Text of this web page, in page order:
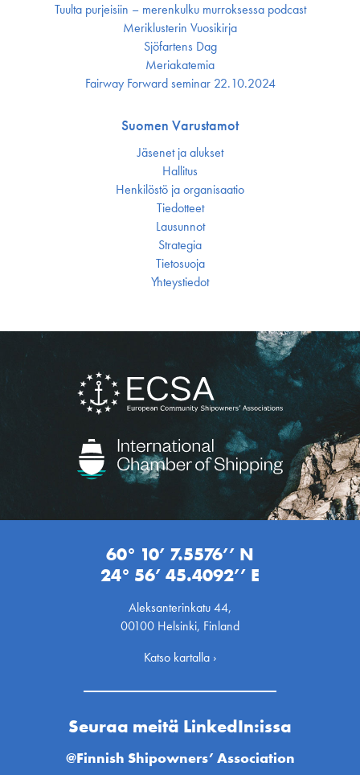
Tuulta purjeisiin – merenkulku murroksessa podcast
Meriklusterin Vuosikirja
Sjöfartens Dag
Meriakatemia
Fairway Forward seminar 22.10.2024
Suomen Varustamot
Jäsenet ja alukset
Hallitus
Henkilöstö ja organisaatio
Tiedotteet
Lausunnot
Strategia
Tietosuoja
Yhteystiedot
60° 10’ 7.5576’’ N
24° 56’ 45.4092’’ E
Aleksanterinkatu 44,
00100 Helsinki, Finland
Katso kartalla ›
Seuraa meitä LinkedIn:issa
@Finnish Shipowners’ Association